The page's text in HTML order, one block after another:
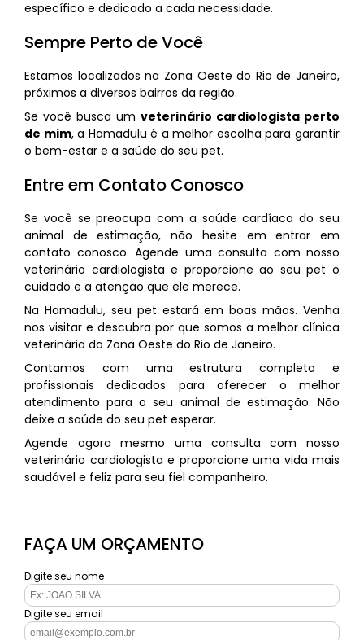
específico e dedicado a cada necessidade.
Sempre Perto de Você
Estamos localizados na Zona Oeste do Rio de Janeiro,
próximos a diversos bairros da região.
Se você busca um veterinário cardiologista perto
de mim, a Hamadulu é a melhor escolha para garantir
o bem-estar e a saúde do seu pet.
Entre em Contato Conosco
Se você se preocupa com a saúde cardíaca do seu
animal de estimação, não hesite em entrar em
contato conosco. Agende uma consulta com nosso
veterinário cardiologista e proporcione ao seu pet o
cuidado e a atenção que ele merece.
Na Hamadulu, seu pet estará em boas mãos. Venha
nos visitar e descubra por que somos a melhor clínica
veterinária da Zona Oeste do Rio de Janeiro.
Contamos com uma estrutura completa e
profissionais dedicados para oferecer o melhor
atendimento para o seu animal de estimação. Não
deixe a saúde do seu pet esperar.
Agende agora mesmo uma consulta com nosso
veterinário cardiologista e proporcione uma vida mais
saudável e feliz para seu fiel companheiro.
FAÇA UM ORÇAMENTO
Digite seu nome
Digite seu email